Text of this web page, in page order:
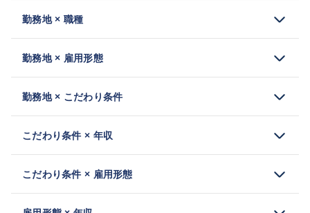
勤務地 × 職種
勤務地 × 雇用形態
勤務地 × こだわり条件
こだわり条件 × 年収
こだわり条件 × 雇用形態